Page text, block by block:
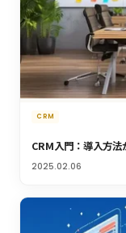
CRM
CRM入門：導入方
2025.02.06